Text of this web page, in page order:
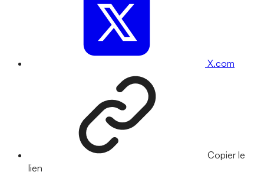
X.com
Copier le
lien